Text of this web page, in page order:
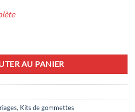
AU PANIER
, Kits de gommettes